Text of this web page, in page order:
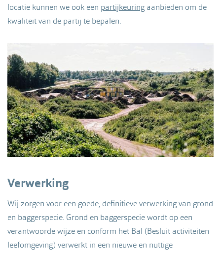
locatie kunnen we ook een partijkeuringaanbieden om de
kwaliteit van de partij te bepalen.
Verwerking
Wij zorgen voor een goede, definitieve verwerking van grond
en baggerspecie. Grond en baggerspecie wordt op een
verantwoorde wijze en conform het Bal (Besluit activiteiten
leefomgeving) verwerkt in een nieuwe en nuttige